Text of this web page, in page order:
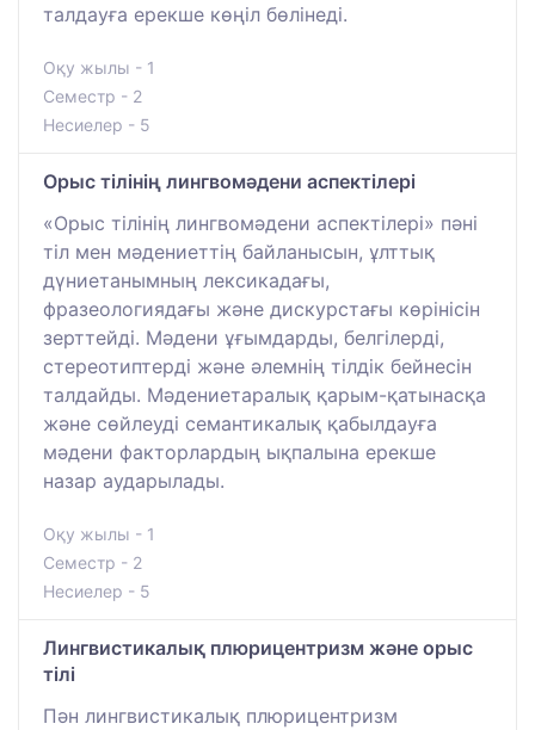
талдауға ерекше көңіл бөлінеді.
Оқу жылы - 1
Семестр - 2
Несиелер - 5
Орыс тілінің лингвомәдени аспектілері
«Орыс тілінің лингвомәдени аспектілері» пәні
тіл мен мәдениеттің байланысын, ұлттық
дүниетанымның лексикадағы,
фразеологиядағы және дискурстағы көрінісін
зерттейді. Мәдени ұғымдарды, белгілерді,
стереотиптерді және әлемнің тілдік бейнесін
талдайды. Мәдениетаралық қарым-қатынасқа
және сөйлеуді семантикалық қабылдауға
мәдени факторлардың ықпалына ерекше
назар аударылады.
Оқу жылы - 1
Семестр - 2
Несиелер - 5
Лингвистикалық плюрицентризм және орыс
тілі
Пән лингвистикалық плюрицентризм